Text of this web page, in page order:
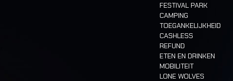
FESTIVAL PARK
CAMPING
TOEGANKELIJKHEID
CASHLESS
REFUND
ETEN EN DRINKEN
MOBILITEIT
LONE WOLVES